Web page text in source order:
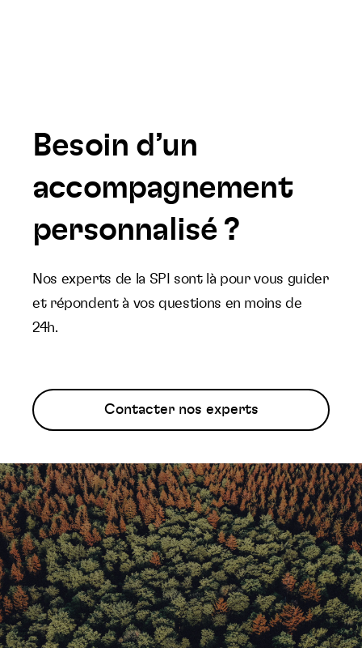
Besoin d’un
accompagnement
personnalisé ?
Nos experts de la SPI sont là pour vous guider
et répondent à vos questions en moins de
24h.
Contacter nos experts